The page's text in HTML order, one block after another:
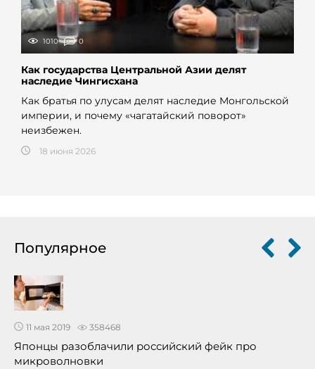
1010 0
Как государства Центральной Азии делят
наследие Чингисхана
Как братья по улусам делят наследие Монгольской
империи, и почему «чагатайский поворот»
неизбежен.
18 июня 2026
Популярное
11 мая 2019 358468
Японцы разоблачили российский фейк про
микроволновки